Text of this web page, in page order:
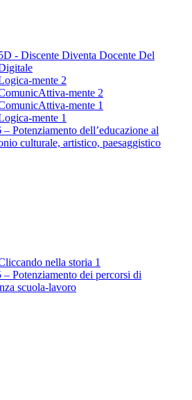
- Discente Diventa Docente Del
mente 2
mente 2
mente 1
mente 1
Potenziamento dell’educazione al
culturale, artistico, paesaggistico
nella storia 1
– Potenziamento dei percorsi di
scuola-lavoro